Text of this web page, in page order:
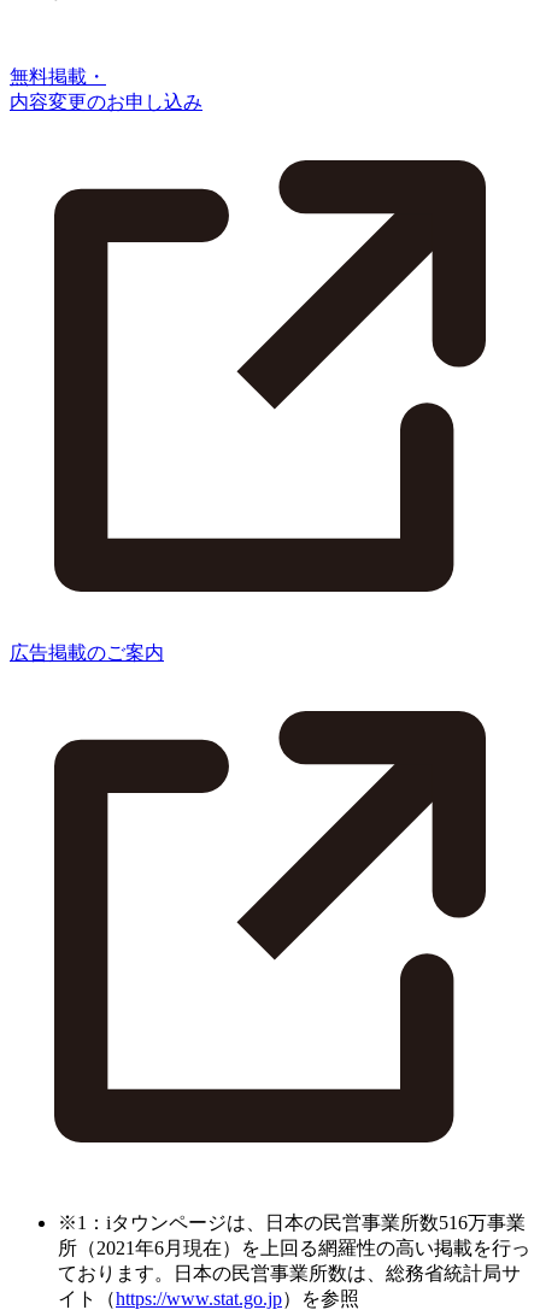
無料掲載・
内容変更のお申し込み
広告掲載のご案内
※1：iタウンページは、日本の民営事業所数516万事業
所（2021年6月現在）を上回る網羅性の高い掲載を行っ
ております。日本の民営事業所数は、総務省統計局サ
イト（https://www.stat.go.jp）を参照